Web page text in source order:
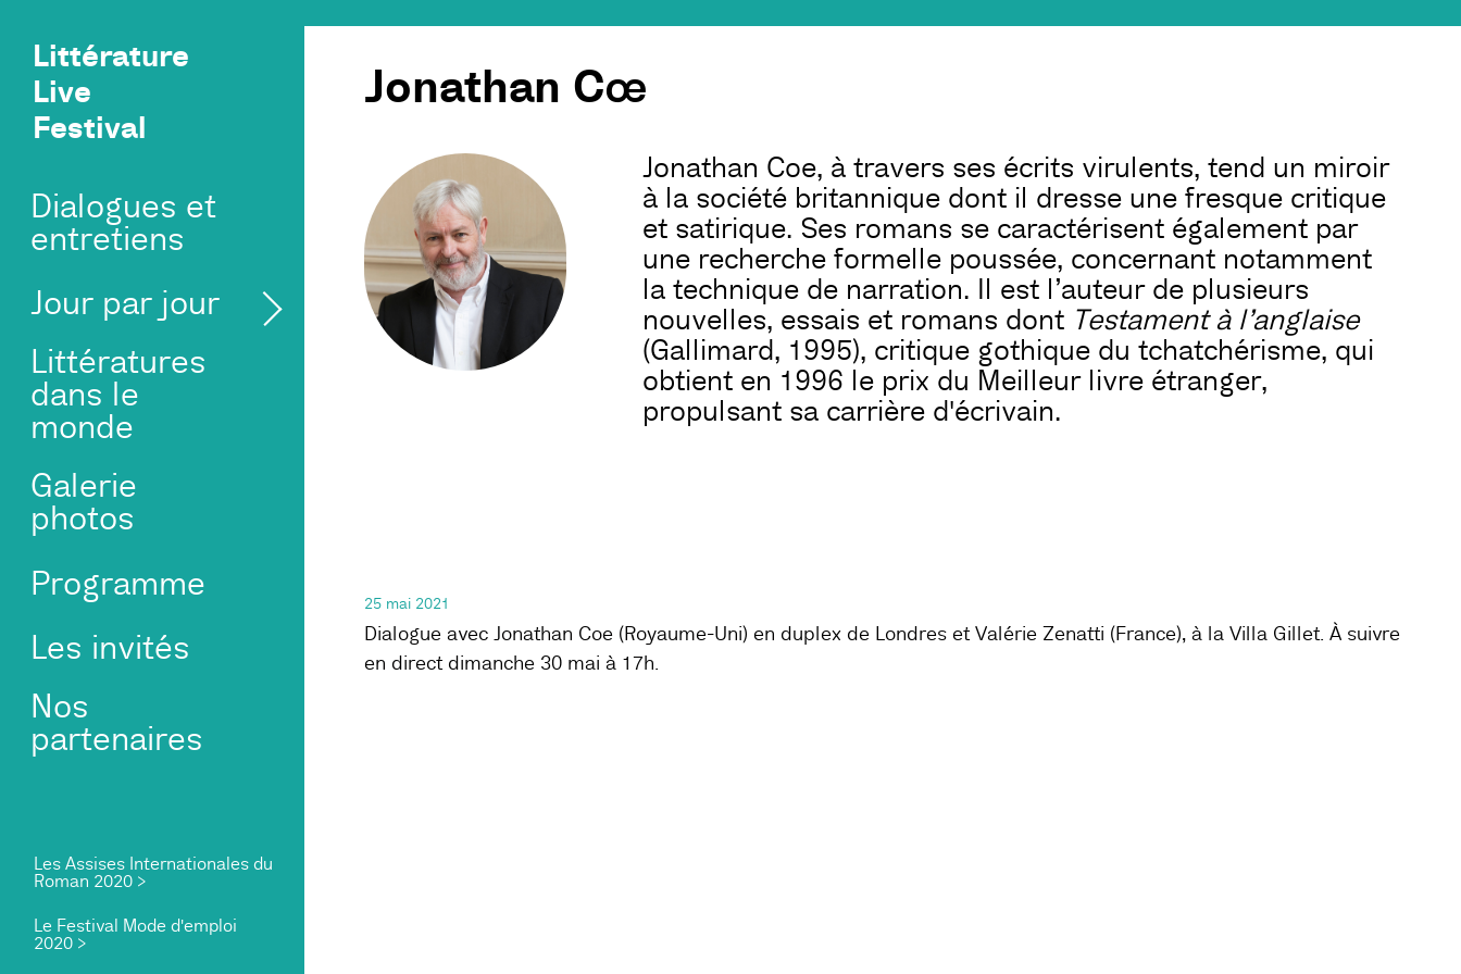
Littérature
Live
Festival
Dialogues et
entretiens
Jour par jour
Littératures
dans le
monde
Galerie
photos
Programme
Les invités
Nos
partenaires
Les Assises Internationales du
Roman 2020 >
Le Festival Mode d'emploi
2020 >
Jonathan Cœ
Jonathan Coe, à travers ses écrits virulents, tend un miroir
à la société britannique dont il dresse une fresque critique
et satirique. Ses romans se caractérisent également par
une recherche formelle poussée, concernant notamment
la technique de narration. Il est l’auteur de plusieurs
nouvelles, essais et romans dont Testament à l’anglaise
(Gallimard, 1995), critique gothique du tchatchérisme, qui
obtient en 1996 le prix du Meilleur livre étranger,
propulsant sa carrière d'écrivain.
25 mai 2021
Dialogue avec Jonathan Coe (Royaume-Uni) en duplex de Londres et Valérie Zenatti (France), à la Villa Gillet. À suivre
en direct dimanche 30 mai à 17h.